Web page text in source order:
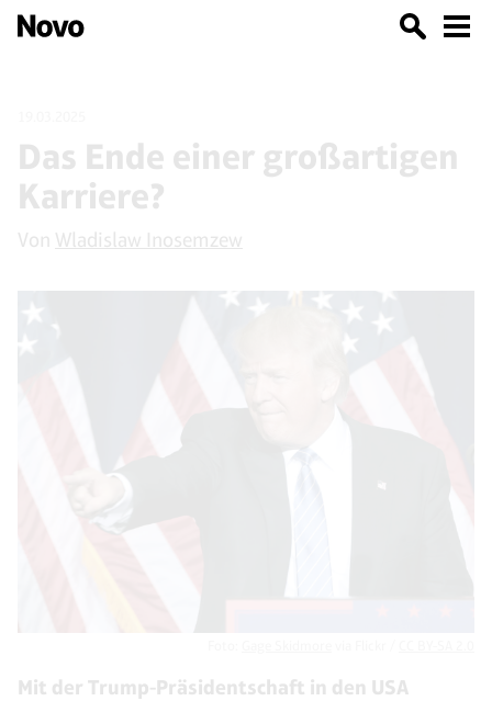
Das Ende einer großartigen
Karriere?
Von Wladislaw Inosemzew
Mit der Trump-Präsidentschaft in den USA